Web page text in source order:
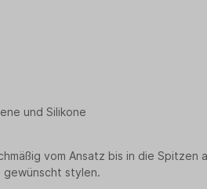
und Silikone
vom Ansatz bis in die
gewünscht stylen.